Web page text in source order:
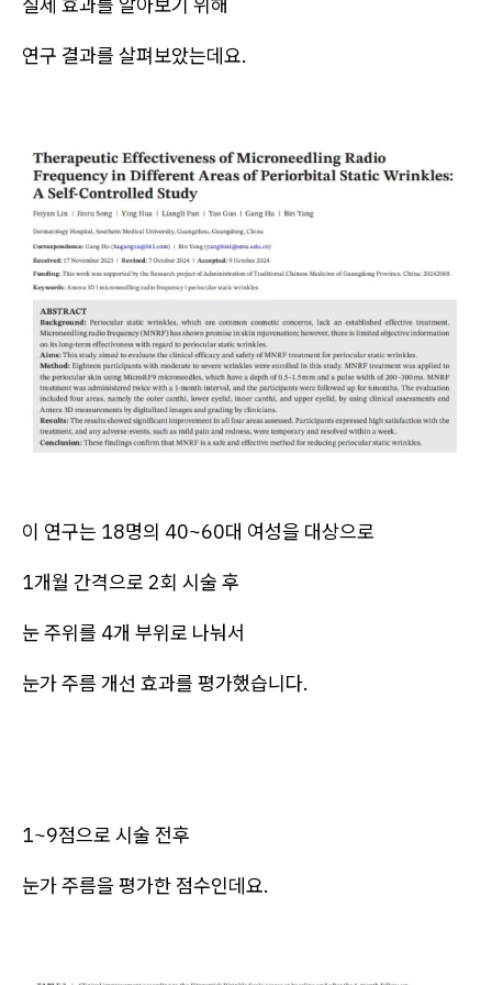
연구 결과를 살펴보았는데요.
이 연구는 18명의 40~60대 여성을 대상으로
1개월 간격으로 2회 시술 후
눈 주위를 4개 부위로 나눠서
눈가 주름 개선 효과를 평가했습니다.
1~9점으로 시술 전후
눈가 주름을 평가한 점수인데요.